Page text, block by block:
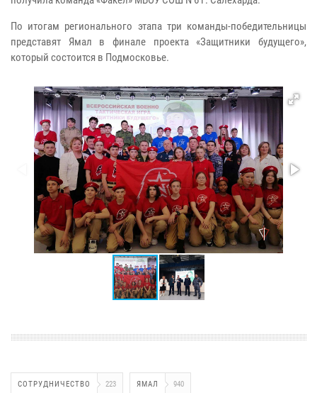
По итогам регионального этапа три команды-победительницы
представят Ямал в финале проекта «Защитники будущего»,
который состоится в Подмосковье.
СОТРУДНИЧЕСТВО 223 ЯМАЛ 940